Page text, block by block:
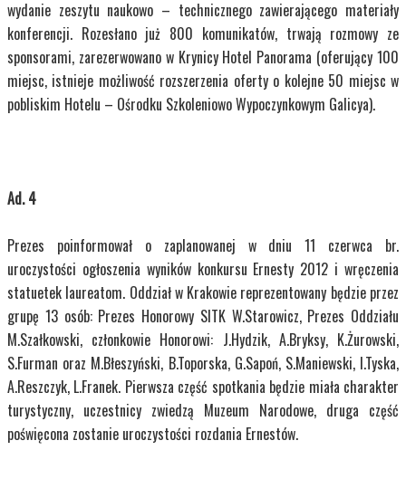
wydanie zeszytu naukowo – technicznego zawierającego materiały
konferencji. Rozesłano już 800 komunikatów, trwają rozmowy ze
sponsorami, zarezerwowano w Krynicy Hotel Panorama (oferujący 100
miejsc, istnieje możliwość rozszerzenia oferty o kolejne 50 miejsc w
pobliskim Hotelu – Ośrodku Szkoleniowo Wypoczynkowym Galicya).
Ad. 4
Prezes poinformował o zaplanowanej w dniu 11 czerwca br.
uroczystości ogłoszenia wyników konkursu Ernesty 2012 i wręczenia
statuetek laureatom. Oddział w Krakowie reprezentowany będzie przez
grupę 13 osób: Prezes Honorowy SITK W.Starowicz, Prezes Oddziału
M.Szałkowski, członkowie Honorowi: J.Hydzik, A.Bryksy, K.Żurowski,
S.Furman oraz M.Błeszyński, B.Toporska, G.Sapoń, S.Maniewski, I.Tyska,
A.Reszczyk, L.Franek. Pierwsza część spotkania będzie miała charakter
turystyczny, uczestnicy zwiedzą Muzeum Narodowe, druga część
poświęcona zostanie uroczystości rozdania Ernestów.